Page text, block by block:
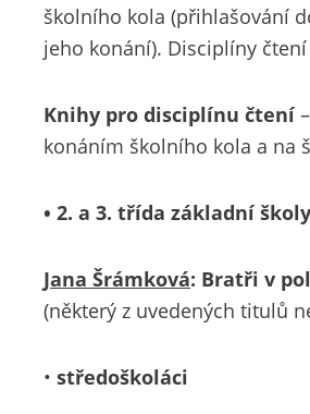
školního kola (přihlašování
jeho konání). Disciplíny
Knihy pro disciplínu čtení
konáním školního kola a na
• 2. a 3. třída základní
Jana Šrámková: Bratři v
(některý z uvedených titulů
• středoškoláci